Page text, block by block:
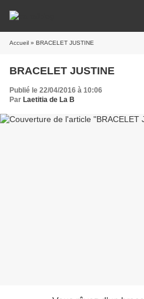
Accueil » BRACELET JUSTINE
BRACELET JUSTINE
Publié le 22/04/2016 à 10:06
Par Laetitia de La B